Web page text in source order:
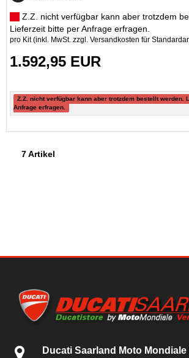
Z.Z. nicht verfügbar kann aber trotzdem
Lieferzeit bitte per Anfrage erfragen.
pro Kit (inkl. MwSt. zzgl. Versandkosten für
1.592,95 EUR
Z.Z. nicht verfügbar kann aber trotzdem bestellt werden.
Anfrage erfragen.
7 Artikel
Ducati Saarland Moto Mondiale